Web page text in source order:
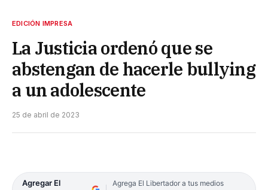
EDICIÓN IMPRESA
La Justicia ordenó que se
abstengan de hacerle bullying
a un adolescente
25 de abril de 2023
Agregar El
Agrega El Libertador a tus medios